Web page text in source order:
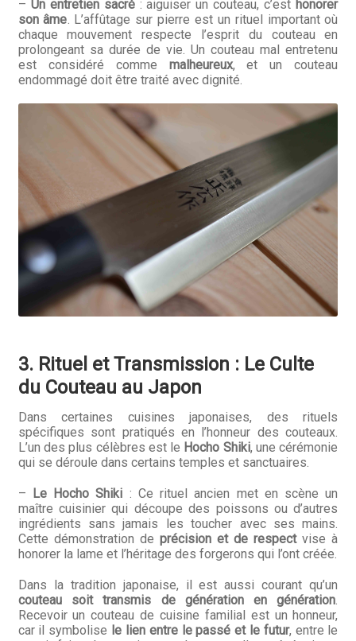
– Un entretien sacré: aiguiser un couteau, c’est honorer
son âme . L’affûtage sur pierre est un rituel important où
chaque mouvement respecte l’esprit du couteau en
prolongeant sa durée de vie. Un couteau mal entretenu
est considéré comme malheureux, et un couteau
endommagé doit être traité avec dignité.
3. Rituel et Transmission : Le Culte
du Couteau au Japon
Dans certaines cuisines japonaises, des rituels
spécifiques sont pratiqués en l’honneur des couteaux.
L’un des plus célèbres est le Hocho Shiki, une cérémonie
qui se déroule dans certains temples et sanctuaires.
– Le Hocho Shiki : Ce rituel ancien met en scène un
maître cuisinier qui découpe des poissons ou d’autres
ingrédients sans jamais les toucher avec ses mains.
Cette démonstration de précision et de respectvise à
honorer la lame et l’héritage des forgerons qui l’ont créée.
Dans la tradition japonaise, il est aussi courant qu’un
couteau soit transmis de génération en génération
Recevoir un couteau de cuisine familial est un honneur,
car il symbolise le lien entre le passé et le futur, entre le